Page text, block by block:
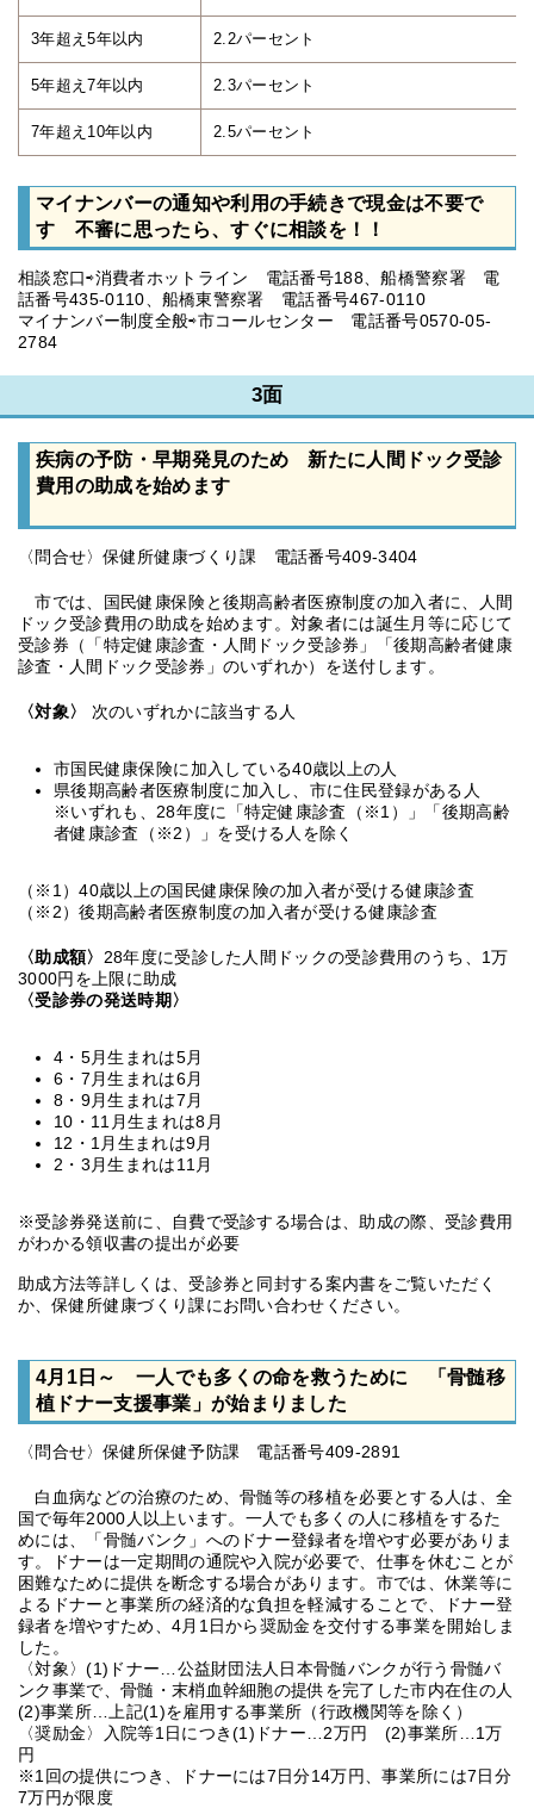
3年超え5年以内 2.2パーセント
5年超え7年以内 2.3パーセント
7年超え10年以内 2.5パーセント
マイナンバーの通知や利用の手続きで現金は不要で
す 不審に思ったら、すぐに相談を！！
相談窓口⇨消費者ホットライン 電話番号188、船橋警察署 電
話番号435-0110、船橋東警察署 電話番号467-0110
マイナンバー制度全般⇨市コールセンター 電話番号0570-05-
2784
3面
疾病の予防・早期発見のため 新たに人間ドック受診
費用の助成を始めます
〈問合せ〉保健所健康づくり課 電話番号409-3404
市では、国民健康保険と後期高齢者医療制度の加入者に、人間
ドック受診費用の助成を始めます。対象者には誕生月等に応じて
受診券（「特定健康診査・人間ドック受診券」「後期高齢者健康
診査・人間ドック受診券」のいずれか）を送付します。
〈対象〉 次のいずれかに該当する人
市国民健康保険に加入している40歳以上の人
県後期高齢者医療制度に加入し、市に住民登録がある人
※いずれも、28年度に「特定健康診査（※1）」「後期高齢
者健康診査（※2）」を受ける人を除く
（※1）40歳以上の国民健康保険の加入者が受ける健康診査
（※2）後期高齢者医療制度の加入者が受ける健康診査
〈助成額〉 28年度に受診した人間ドックの受診費用のうち、1万
3000円を上限に助成
〈受診券の発送時期〉
4・5月生まれは5月
6・7月生まれは6月
8・9月生まれは7月
10・11月生まれは8月
12・1月生まれは9月
2・3月生まれは11月
※受診券発送前に、自費で受診する場合は、助成の際、受診費用
がわかる領収書の提出が必要
助成方法等詳しくは、受診券と同封する案内書をご覧いただく
か、保健所健康づくり課にお問い合わせください。
4月1日～ 一人でも多くの命を救うために 「骨髄移
植ドナー支援事業」が始まりました
〈問合せ〉保健所保健予防課 電話番号409-2891
白血病などの治療のため、骨髄等の移植を必要とする人は、全
国で毎年2000人以上います。一人でも多くの人に移植をするた
めには、「骨髄バンク」へのドナー登録者を増やす必要がありま
す。ドナーは一定期間の通院や入院が必要で、仕事を休むことが
困難なために提供を断念する場合があります。市では、休業等に
よるドナーと事業所の経済的な負担を軽減することで、ドナー登
録者を増やすため、4月1日から奨励金を交付する事業を開始しま
した。
〈対象〉(1)ドナー…公益財団法人日本骨髄バンクが行う骨髄バ
ンク事業で、骨髄・末梢血幹細胞の提供を完了した市内在住の人
(2)事業所…上記(1)を雇用する事業所（行政機関等を除く）
〈奨励金〉入院等1日につき(1)ドナー…2万円 (2)事業所…1万
円
※1回の提供につき、ドナーには7日分14万円、事業所には7日分
7万円が限度